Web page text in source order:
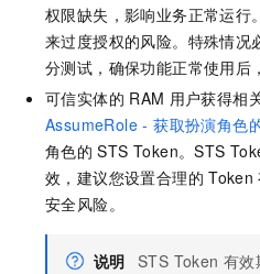
权限缺失，影响业务正常运行
来过度授权的风险。特殊情况
分测试，确保功能正常使用后
可信实体的 RAM 用户获得相
AssumeRole - 获取扮演角色
角色的 STS Token。STS
效，建议您设置合理的 Token
安全风险。
说明 STS Token 有效